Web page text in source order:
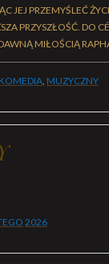
JEJ PRZEMYŚLEĆ
PRZYSZŁOŚĆ. DO
MIŁOŚCIĄ
KOMEDIA, MUZYCZNY
2026